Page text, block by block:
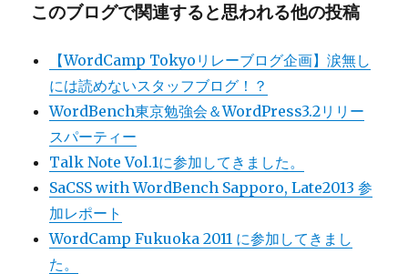
このブログで関連すると思われる他の投稿
【WordCamp Tokyoリレーブログ企画】涙無し
には読めないスタッフブログ！？
WordBench東京勉強会＆WordPress3.2リリー
スパーティー
Talk Note Vol.1に参加してきました。
SaCSS with WordBench Sapporo, Late2013 参
加レポート
WordCamp Fukuoka 2011 に参加してきまし
た。